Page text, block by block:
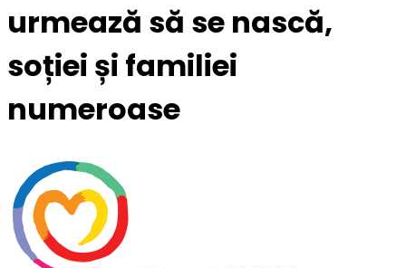
urmează să se nască,
soției și familiei
numeroase